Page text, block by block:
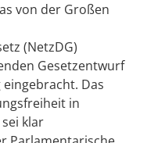
von der Großen
(NetzDG)
Gesetzentwurf
Das
in
klar